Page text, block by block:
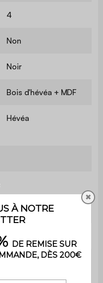
4
Non
Noir
Bois d'hévéa + MDF
Hévéa
uniquement
est très simple, une
✖